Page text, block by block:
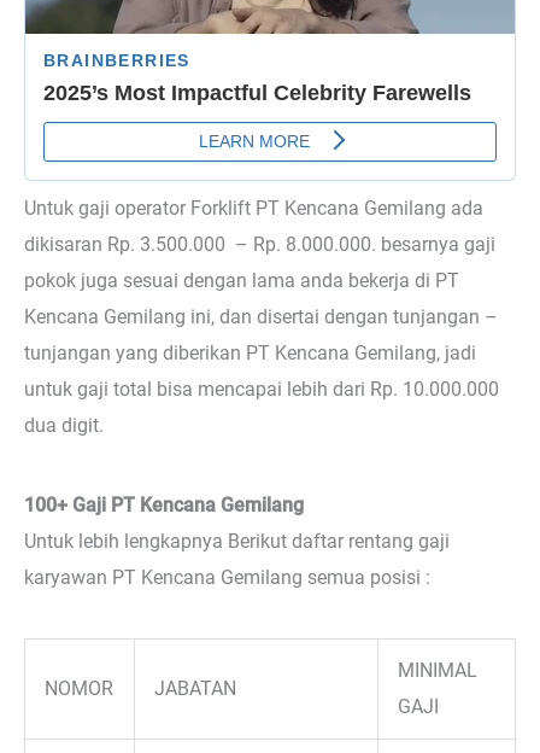
Untuk gaji operator Forklift PT Kencana Gemilang ada
dikisaran Rp. 3.500.000 – Rp. 8.000.000. besarnya gaji
pokok juga sesuai dengan lama anda bekerja di PT
Kencana Gemilang ini, dan disertai dengan tunjangan –
tunjangan yang diberikan PT Kencana Gemilang, jadi
untuk gaji total bisa mencapai lebih dari Rp. 10.000.000
dua digit.
100+ Gaji PT Kencana Gemilang
Untuk lebih lengkapnya Berikut daftar rentang gaji
karyawan PT Kencana Gemilang semua posisi :
NOMOR JABATAN
MINIMAL
GAJI